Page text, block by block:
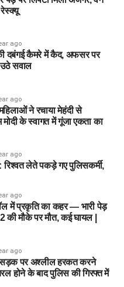
Two Tier Written Exam):
की जाएगी। कुछ तकनीकी
चरणों (Tier-I और Tier-II) में
(Skill Test):
ऑपरेटर या फिटर जैसे पदों के
की जांच हेतु स्किल टेस्ट लिया
Verification – DV):
मेरिट के आधार पर शॉर्टलिस्ट
प्रमाणपत्रों की जांच करानी
Examination): अंतिम चयन से
से पद के योग्य होने की पुष्टि के
Fee)
रेस्क्यू
ago
की दबंगई कैमरे में कैद, अफसर पर
उठे सवाल
ago
ने रचाया मेहंदी से
मोदी के स्वागत में गूंजा एकता का
ago
रिश्वत लेते पकड़े गए पुलिसकर्मी,
ago
में प्रकृति का कहर — भारी पेड़
की मौके पर मौत, कई घायल |
ago
सड़क पर अश्लील हरकत करने
होने के बाद पुलिस की गिरफ्त में